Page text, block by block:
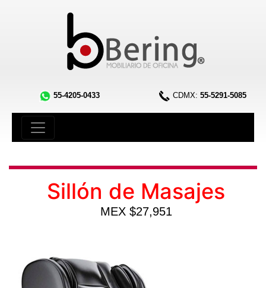
55-4205-0433 CDMX: 55-5291-5085
Sillón de Masajes
MEX $27,951